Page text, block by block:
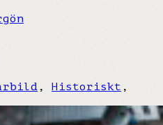
, Historiskt ,